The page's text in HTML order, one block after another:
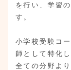
を行い、学習
す。
小学校受験コ
師として特化
全ての分野よ